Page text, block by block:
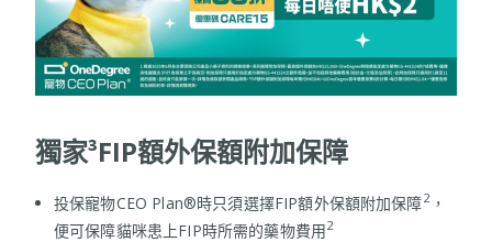
獨家³FIP額外保額附加保障
投保寵物CEO Plan®時只須選擇FIP額外保額附加保障2，
便可保障貓咪患上FIP時所需的藥物費用2